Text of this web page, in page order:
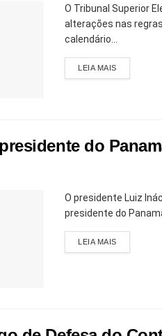
O Tribunal Superior
alterações nas
calendário...
LEIA MAIS
do
O presidente Luiz
presidente do
LEIA MAIS